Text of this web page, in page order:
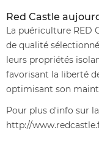
Red Castle
La puériculture RED
de qualité
leurs propriétés
favorisant la liberté
optimisant son
Pour plus d'info sur
http://